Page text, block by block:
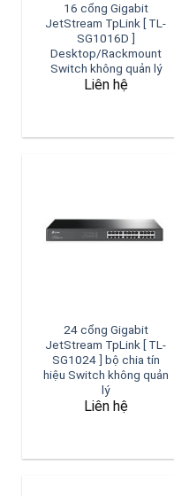
16 cổng Gigabit
JetStream TpLink [ TL-
SG1016D ]
Desktop/Rackmount
Switch không quản lý
Liên hệ
24 cổng Gigabit
JetStream TpLink [ TL-
SG1024 ] bộ chia tín
hiệu Switch không quản
lý
Liên hệ